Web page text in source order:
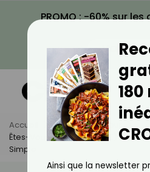
PROMO : -60% sur
VOIR LA
Accueil Actus
Minceur
Êtes-Vous Vraiment Prêt(e) À
Simple
Ainsi que la newsletter